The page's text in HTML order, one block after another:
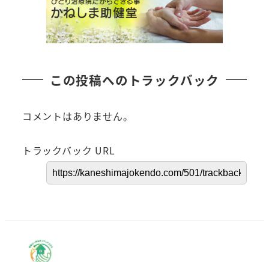
この投稿へのトラックバック
コメントはありません。
トラックバック URL